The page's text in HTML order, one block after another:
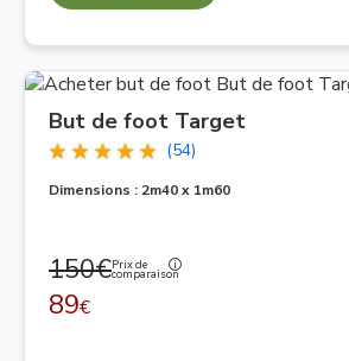
But de foot Target
(54)
Dimensions : 2m40 x 1m60
150€Prix de
comparaison
89€